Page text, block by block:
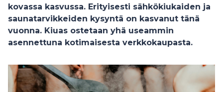
kovassa kasvussa. Erityisesti sähkökiukaiden ja
saunatarvikkeiden kysyntä on kasvanut tänä
vuonna. Kiuas ostetaan yhä useammin
asennettuna kotimaisesta verkkokaupasta.